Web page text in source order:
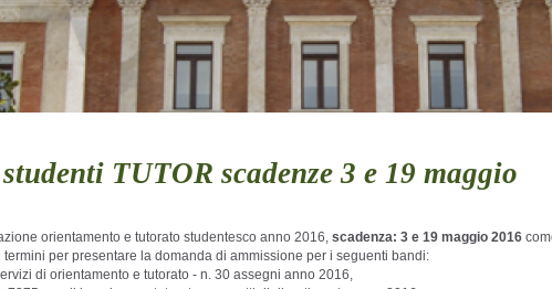
TUTOR scadenze 3 e 19 maggio
orientamento e tutorato studentesco anno 2016, scadenza: 3 e 19 maggio 2016
termini per presentare la domanda di ammissione per i seguenti bandi:
di orientamento e tutorato - n. 30 assegni anno 2016,